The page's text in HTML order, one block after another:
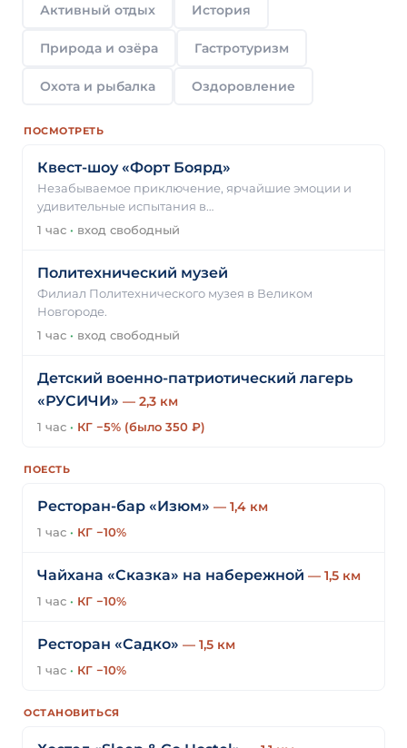
Активный отдых История
Природа и озёра Гастротуризм
Охота и рыбалка Оздоровление
ПОСМОТРЕТЬ
Квест-шоу «Форт Боярд»
Незабываемое приключение, ярчайшие эмоции и
удивительные испытания в…
1 час · вход свободный
Политехнический музей
Филиал Политехнического музея в Великом
Новгороде.
1 час · вход свободный
Детский военно-патриотический лагерь
«РУСИЧИ» — 2,3 км
1 час · КГ −5% (было 350 ₽)
ПОЕСТЬ
Ресторан-бар «Изюм» — 1,4 км
1 час · КГ −10%
Чайхана «Сказка» на набережной — 1,5 км
1 час · КГ −10%
Ресторан «Садко» — 1,5 км
1 час · КГ −10%
ОСТАНОВИТЬСЯ